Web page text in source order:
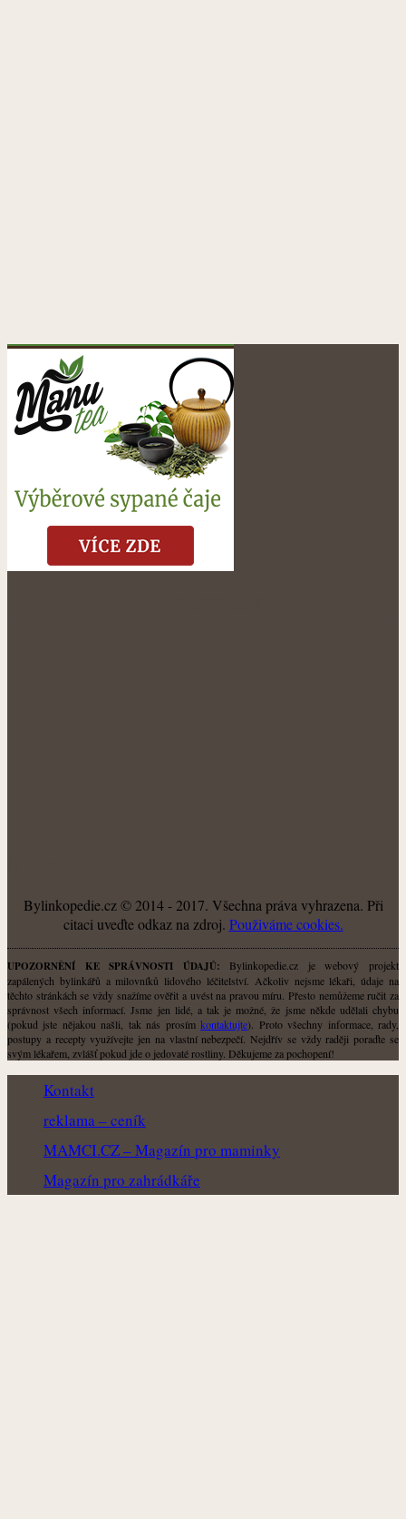
Bylinkopedie.cz © 2014 - 2017. Všechna práva vyhrazena. Při
citaci uveďte odkaz na zdroj. Použiváme cookies.
UPOZORNĚNÍ KE SPRÁVNOSTI ÚDAJŮ: Bylinkopedie.cz je webový projekt
zapálených bylinkářů a milovníků lidového léčitelství. Ačkoliv nejsme lékaři, údaje na
těchto stránkách se vždy snažíme ověřit a uvést na pravou míru. Přesto nemůžeme ručit za
správnost všech informací. Jsme jen lidé, a tak je možné, že jsme někde udělali chybu
(pokud jste nějakou našli, tak nás prosímkontaktujte). Proto všechny informace, rady,
postupy a recepty využívejte jen na vlastní nebezpečí. Nejdřív se vždy raději poraďte se
svým lékařem, zvlášť pokud jde o jedovaté rostliny. Děkujeme za pochopení!
Kontakt
reklama – ceník
MAMCI.CZ – Magazín pro maminky
Magazín pro zahrádkáře